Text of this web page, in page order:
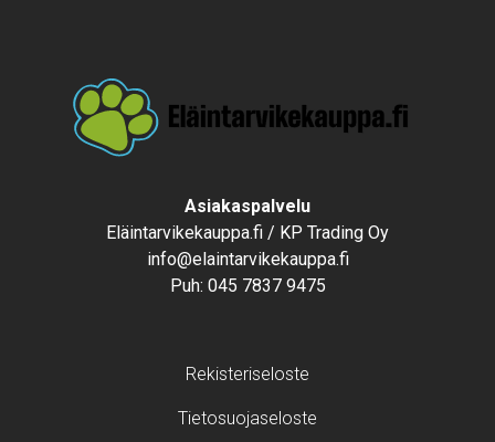
Asiakaspalvelu
Eläintarvikekauppa.fi / KP Trading Oy
info@elaintarvikekauppa.fi
Puh: 045 7837 9475
Rekisteriseloste
Tietosuojaseloste